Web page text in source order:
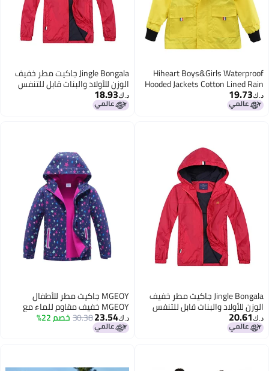
Hiheart Boys&Girls Waterproof
Hooded Jackets Cotton Lined Rain
Jackets (3T, Yellow)
د.ك‏19.73
Jingle Bongala جاكيت مطر خفيف
الوزن للأولاد والبنات قابل للتنفس
مقاوم للماء مع غطاء رأس - أحمر -
120
د.ك‏18.93
Jingle Bongala جاكيت مطر خفيف
الوزن للأولاد والبنات قابل للتنفس
ومقاوم للماء مع غطاء رأس - أحمر
- 160
د.ك‏20.61
MGEOY جاكيت مطر للأطفال
MGEOY خفيف مقاوم للماء مع
غطاء رأس مبطن بالفليس واقي من
الرياح للفتيات نجمة 8/9
د.ك‏23.54
30.38خصم 22%